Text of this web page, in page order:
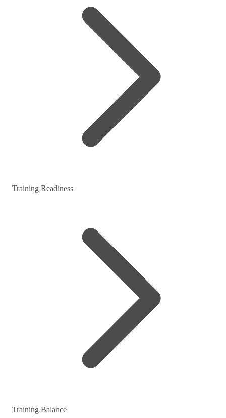
Training Readiness
Training Balance